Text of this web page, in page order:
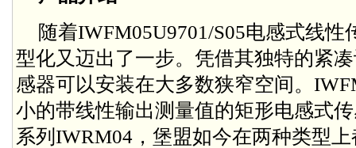
随着IWFM05U9701/S05电感式线
型化又迈出了一步。凭借其独特的紧
感器可以安装在大多数狭窄空间。
小的带线性输出测量值的矩形电感式
系列IWRM04，堡盟如今在两种类型